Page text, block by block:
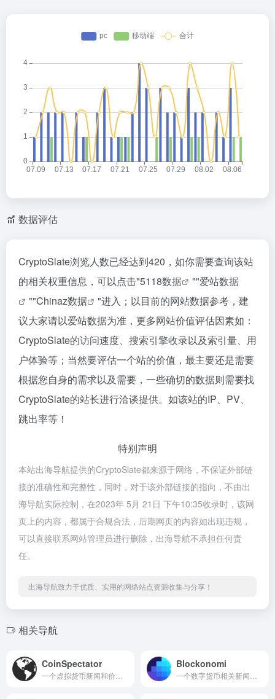
数据评估
CryptoSlate浏览人数已经达到420，如你需要查询该站
的相关权重信息，可以点击"5118数据 ""爱站数据
""Chinaz数据
"进入；以目前的网站数据参考，建
议大家请以爱站数据为准，更多网站价值评估因素如：
CryptoSlate的访问速度、搜索引擎收录以及索引量、用
户体验等；当然要评估一个站的价值，最主要还是需要
根据您自身的需求以及需要，一些确切的数据则需要找
CryptoSlate的站长进行洽谈提供。如该站的IP、PV、
跳出率等！
特别声明
本站出海导航提供的CryptoSlate都来源于网络，不保证外部链
接的准确性和完整性，同时，对于该外部链接的指向，不由出
海导航实际控制，在2023年 5月 21日 下午10:35收录时，该网
页上的内容，都属于合规合法，后期网页的内容如出现违规，
可以直接联系网站管理员进行删除，出海导航不承担任何责
任。
出海导航致力于优质、实用的网络站点资源收集与分享！
相关导航
CoinSpectator Blockonomi